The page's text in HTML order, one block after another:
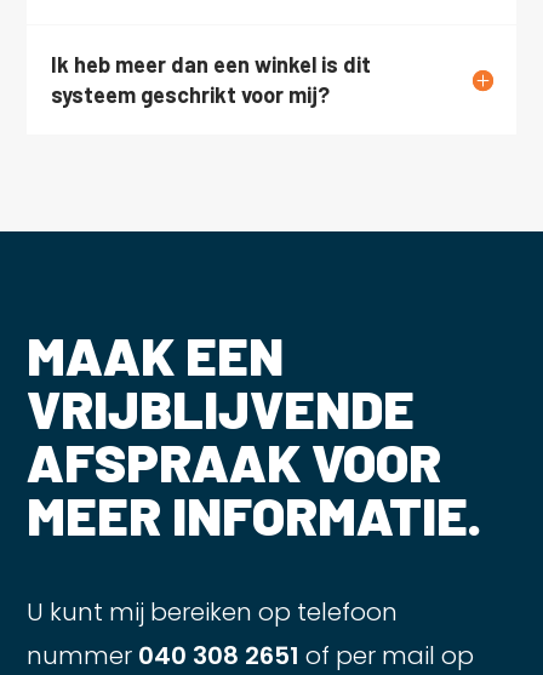
Ik heb meer dan een winkel is dit
systeem geschrikt voor mij?
MAAK EEN
VRIJBLIJVENDE
AFSPRAAK VOOR
MEER INFORMATIE.
U kunt mij bereiken op telefoon
nummer 040 308 2651 of per mail op